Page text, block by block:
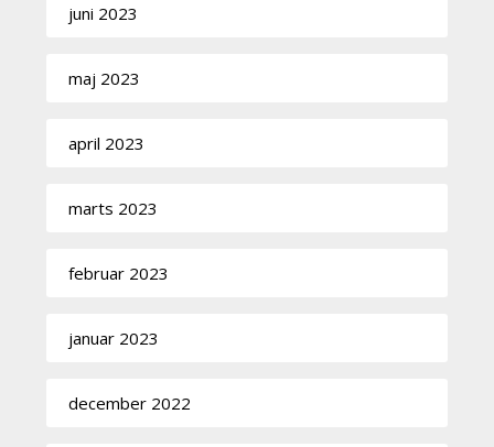
juni 2023
maj 2023
april 2023
marts 2023
februar 2023
januar 2023
december 2022